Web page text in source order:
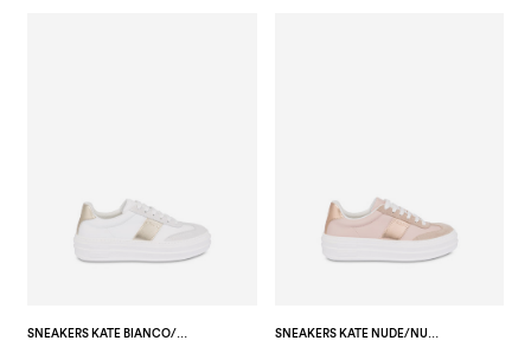
SNEAKERS KATE BIANCO/BIANCO/SAND SNEAKERS KATE NUDE/NUDE/NUDE